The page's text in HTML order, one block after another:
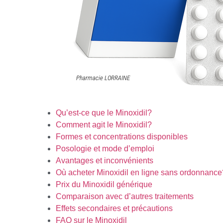
Qu’est-ce que le Minoxidil?
Comment agit le Minoxidil?
Formes et concentrations disponibles
Posologie et mode d’emploi
Avantages et inconvénients
Où acheter Minoxidil en ligne sans
Prix du Minoxidil générique
Comparaison avec d’autres traitements
Effets secondaires et précautions
FAQ sur le Minoxidil